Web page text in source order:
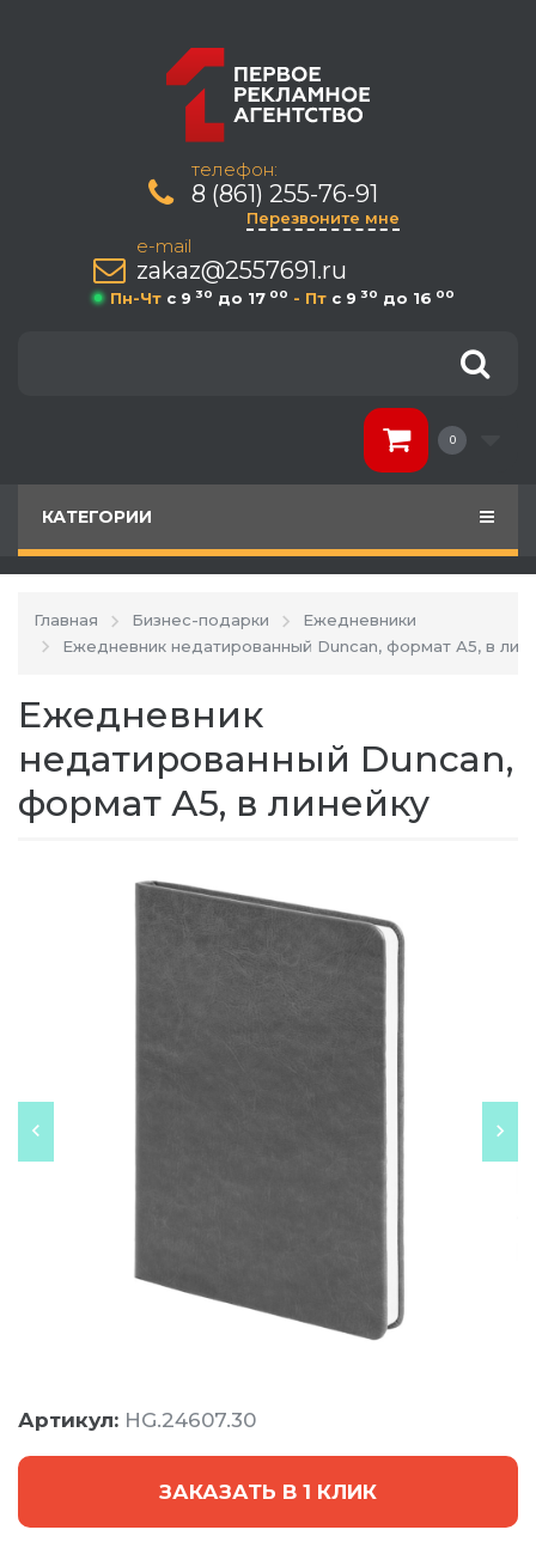
телефон:
8 (861) 255-76-91
Перезвоните мне
e-mail
zakaz@2557691.ru
Пн-Чт c 9 30 до 17 00 - Пт c 9 30 до 16 00
0
КАТЕГОРИИ
Главная Бизнес-подарки
Ежедневники
Ежедневник недатированный Duncan, формат А5, в
Ежедневник
недатированный Duncan,
формат А5, в линейку
Артикул: HG.24607.30
ЗАКАЗАТЬ В 1 КЛИК